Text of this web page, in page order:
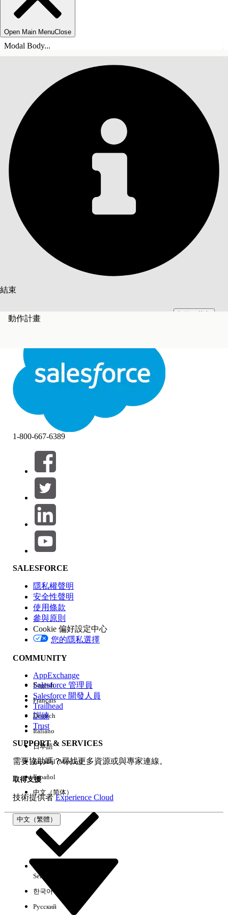
Open Main MenuClose
Modal Body...
結束
此文已使用 Salesforce 機器翻譯系統翻譯。更多詳細資料請參見
結束
動作計畫
目錄
篩選器 (0)
選取篩選
產品區域
功能影響
版本
經驗
1-800-667-6389
SALESFORCE
隱私權聲明
安全性聲明
使用條款
參與原則
Cookie 偏好設定中心
您的隱私選擇
COMMUNITY
AppExchange
Salesforce 管理員
Salesforce 開發人員
Trailhead
訓練
Trust
SUPPORT & SERVICES
需要協助嗎？尋找更多資源或與專家連線。
取得支援
技術提供者Experience Cloud
中文（繁體）
English
Français
Deutsch
Italiano
日本語
Español (México)
Español
中文（简体）
Select Org
한국어
Русский